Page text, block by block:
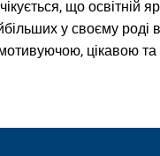
що освітній
у своєму роді
цікавою